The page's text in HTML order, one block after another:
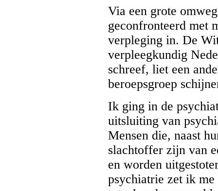
Via een grote
geconfronteerd met
verpleging in. De
verpleegkundig
schreef, liet een
beroepsgroep
Ik ging in de
uitsluiting van
Mensen die, naast
slachtoffer zijn van
en worden
psychiatrie zet ik